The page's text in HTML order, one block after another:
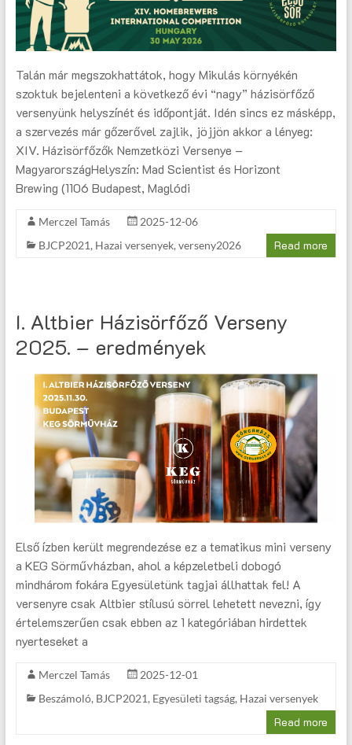
Talán már megszokhattátok, hogy Mikulás környékén
szoktuk bejelenteni a következő évi “nagy” házisörfőző
versenyünk helyszínét és időpontját. Idén sincs ez másképp,
a szervezés már gőzerővel zajlik, jöjjön akkor a lényeg:
XIV. Házisörfőzők Nemzetközi Versenye –
MagyarországHelyszín: Mad Scientist és Horizont
Brewing (1106 Budapest, Maglódi
Merczel Tamás
2025-12-06
BJCP2021, Hazai versenyek, verseny2026 Read more
I. Altbier Házisörfőző Verseny
2025. – eredmények
Első ízben került megrendezése ez a tematikus mini verseny
a KEG Sörművházban, ahol a képzeletbeli dobogó
mindhárom fokára Egyesületünk tagjai állhattak fel! A
versenyre csak Altbier stílusú sörrel lehetett nevezni, így
értelemszerűen csak ebben az 1 kategóriában hirdettek
nyerteseket a
Merczel Tamás
2025-12-01
Beszámoló, BJCP2021, Egyesületi tagság, Hazai versenyek
Read more